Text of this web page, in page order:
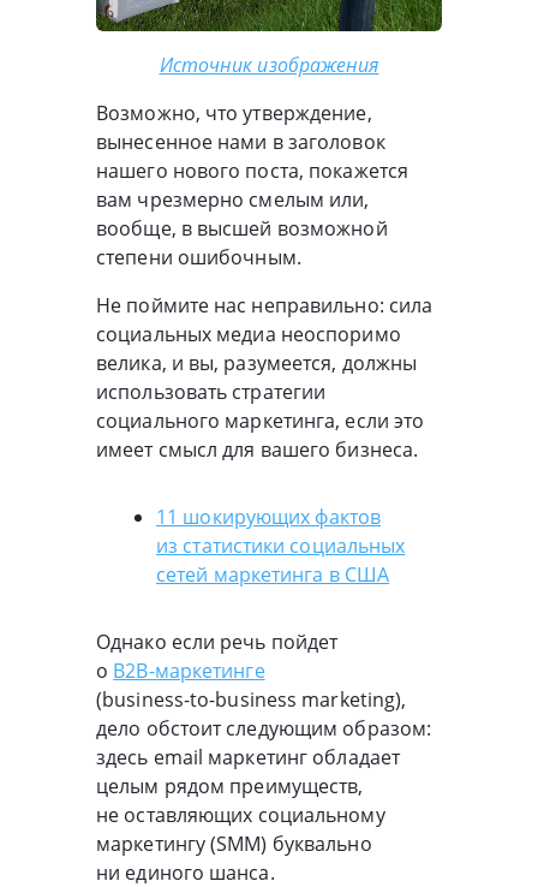
Источник изображения
Возможно, что утверждение,
вынесенное нами в заголовок
нашего нового поста, покажется
вам чрезмерно смелым или,
вообще, в высшей возможной
степени ошибочным.
Не поймите нас неправильно: сила
социальных медиа неоспоримо
велика, и вы, разумеется, должны
использовать стратегии
социального маркетинга, если это
имеет смысл для вашего бизнеса.
11 шокирующих фактов
из статистики социальных
сетей маркетинга в США
Однако если речь пойдет
о B2B-маркетинге
(business-to-business marketing),
дело обстоит следующим образом:
здесь email маркетинг обладает
целым рядом преимуществ,
не оставляющих социальному
маркетингу (SMM) буквально
ни единого шанса.